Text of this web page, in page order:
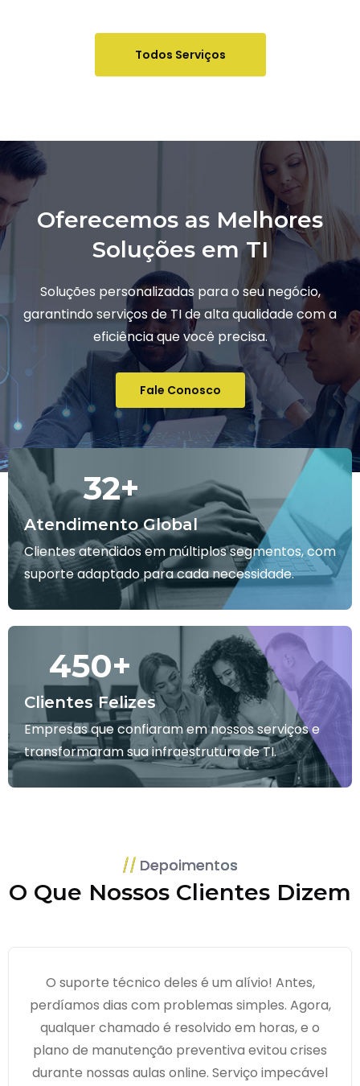
Todos Serviços
Oferecemos as Melhores
Soluções em TI
Soluções personalizadas para o seu negócio,
garantindo serviços de TI de alta qualidade com a
eficiência que você precisa.
Fale Conosco
Atendimento Global
32+
Clientes atendidos em múltiplos segmentos, com
suporte adaptado para cada necessidade.
Clientes Felizes
450+
Empresas que confiaram em nossos serviços e
transformaram sua infraestrutura de TI.
Depoimentos
O Que Nossos Clientes Dizem
O suporte técnico deles é um alívio! Antes,
perdíamos dias com problemas simples. Agora,
qualquer chamado é resolvido em horas, e o
plano de manutenção preventiva evitou crises
durante nossas aulas online. Serviço impecável